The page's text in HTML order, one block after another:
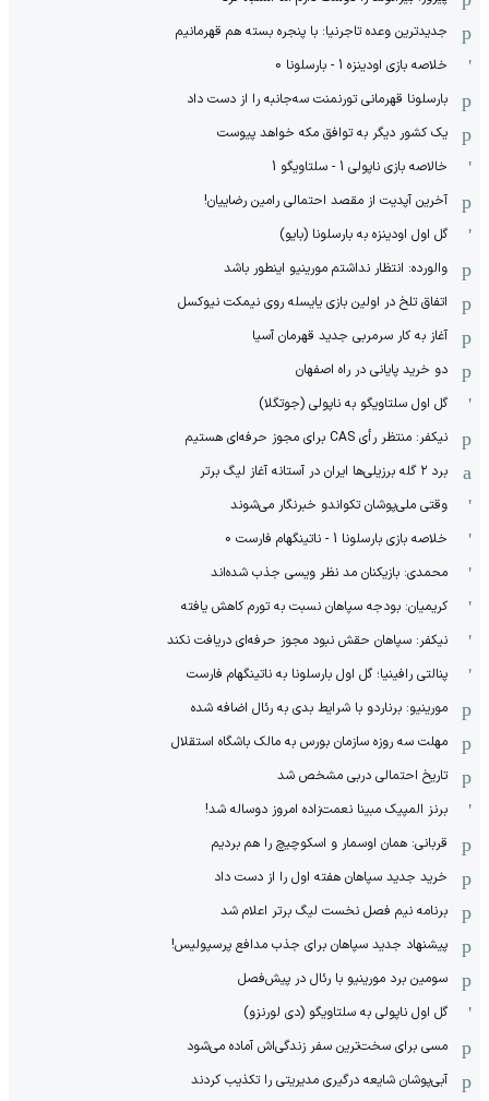
جدیدترین وعده تاجرنیا: با پنجره بسته هم قهرمانیم
خلاصه بازی اودینزه 1 - بارسلونا 0
بارسلونا قهرمانی تورنمنت سه‌جانبه را از دست داد
یک کشور دیگر به توافق مکه خواهد پیوست
خالاصه بازی ناپولی 1 - سلتاویگو 1
آخرین آپدیت از مقصد احتمالی رامین رضاییان!
گل اول اودینزه به بارسلونا (بایو)
والورده: انتظار نداشتم مورینیو اینطور باشد
اتفاق تلخ در اولین بازی یایسله روی نیمکت نیوکسل
آغاز به کار سرمربی جدید قهرمان آسیا
دو خرید پایانی در راه اصفهان
گل اول سلتاویگو به ناپولی (جوتگلا)
نیکفر: منتظر رأی CAS برای مجوز حرفه‌ای هستیم
برد ۲ گله برزیلی‌ها ایران در آستانه آغاز لیگ برتر
وقتی ملی‌پوشان تکواندو خبرنگار می‌شوند
خلاصه بازی بارسلونا 1 - ناتینگهام فارست 0
محمدی: بازیکنان مد نظر ویسی جذب شده‌اند
کریمیان: بودجه سپاهان نسبت به تورم کاهش یافته
نیکفر: سپاهان حقش نبود مجوز حرفه‌ای دریافت نکند
پنالتی رافینیا؛ گل اول بارسلونا به ناتینگهام فارست
مورینیو: برناردو با شرایط بدی به رئال اضافه شده
مهلت سه روزه سازمان بورس به مالک باشگاه استقلال
تاریخ احتمالی دربی مشخص شد
برنز المپیک مبینا نعمت‌زاده امروز دوساله شد!
قربانی: همان اوسمار و اسکوچیچ را هم بردیم
خرید جدید سپاهان هفته اول را از دست داد
برنامه نیم فصل نخست لیگ برتر اعلام شد
پیشنهاد جدید سپاهان برای جذب مدافع پرسپولیس!
سومین برد مورینیو با رئال در پیش‌فصل
گل اول ناپولی به سلتاویگو (دی لورنزو)
مسی برای سخت‌ترین سفر زندگی‌اش آماده می‌شود
آبی‌پوشان شایعه درگیری مدیریتی را تکذیب کردند